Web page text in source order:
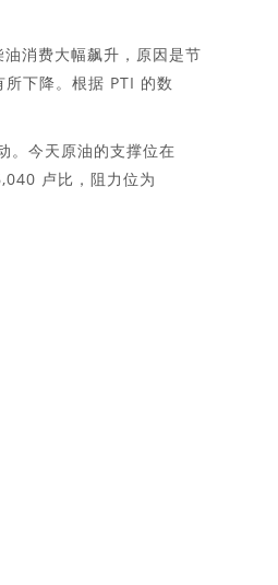
消费大幅飙升，原因是节
下降。根据 PTI 的数
今天原油的支撑位在
卢比，阻力位为